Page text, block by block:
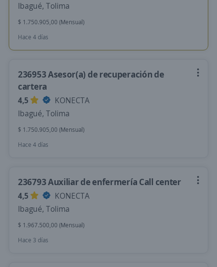
Ibagué, Tolima
$ 1.750.905,00 (Mensual)
Hace 4 días
236953 Asesor(a) de recuperación de
cartera
4,5
KONECTA
Ibagué, Tolima
$ 1.750.905,00 (Mensual)
Hace 4 días
236793 Auxiliar de enfermería Call center
4,5
KONECTA
Ibagué, Tolima
$ 1.967.500,00 (Mensual)
Hace 3 días